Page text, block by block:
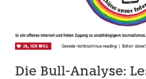
Die Bull-Analyse: